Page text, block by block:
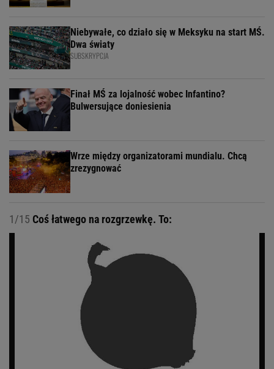
Niebywałe, co działo się w Meksyku na start MŚ.
Dwa światy
SUBSKRYPCJA
Finał MŚ za lojalność wobec Infantino?
Bulwersujące doniesienia
Wrze między organizatorami mundialu. Chcą
zrezygnować
1/15 Coś łatwego na rozgrzewkę. To: